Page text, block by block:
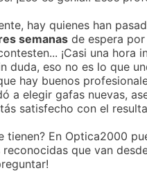
hay quienes han
semanas de espera
¡Casi una
duda, eso no es lo que
hay buenos
a elegir gafas nuevas,
satisfecho con el
En Optica2000
que van